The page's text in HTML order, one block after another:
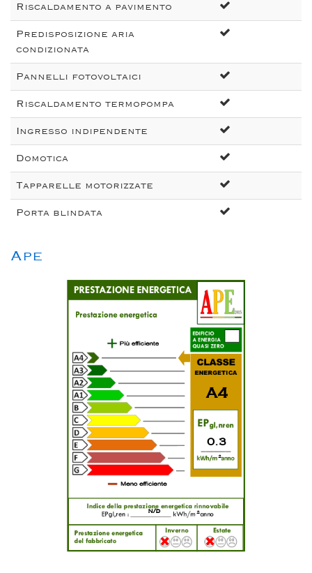
Riscaldamento a pavimento
Predisposizione aria
condizionata
Pannelli fotovoltaici
Riscaldamento termopompa
Ingresso indipendente
Domotica
Tapparelle motorizzate
Porta blindata
Ape
2
2
A4
0.3
n/d